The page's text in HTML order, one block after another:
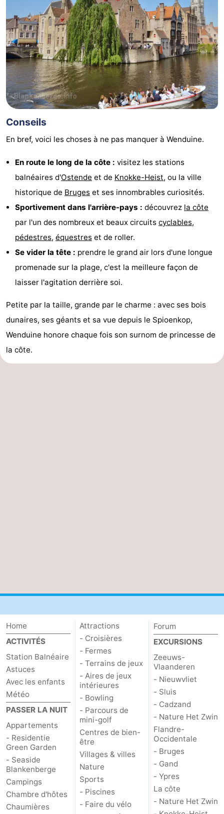
Conseils
En bref, voici les choses à ne pas manquer à Wenduine.
En route le long de la côte : visitez les stations
balnéaires d'Ostende et de Knokke-Heist, ou la ville
historique de Bruges et ses innombrables curiosités.
Sportivement dans l'arrière-pays : découvrez la côte
par l'un des nombreux et beaux circuits cyclables,
pédestres, équestres et de roller.
Se vider la tête : prendre le grand air lors d'une longue
promenade sur la plage, c'est la meilleure façon de
laisser l'agitation derrière soi.
Petite par la taille, grande par le charme : avec ses bois
dunaires, ses géants et sa vue depuis le Spioenkop,
Wenduine honore chaque fois son surnom de princesse de
la côte.
Home
ACTIVITÉS
Station Balnéaire
Astuces
Avec les enfants
Météo
PASSER LA NUIT
Appartements
- Residentie
Green Garden
- Seaside
Blankenberge
Campings
Chambre d'hôtes
Chaumières
Attractions
- Croisières
- Fermes
- Terrains de jeux
- Aires de jeux
intérieures
- Bowling
- Parcours de
mini-golf
Centres de bien-
être
Villages & villes
Nature
Sports
- Piscines
- Faire du vélo
Forum
EXCURSIONS
Zeeuws-
Vlaanderen
- Nieuwvliet
- Sluis
- Cadzand
- Nature Het Zwin
Flandre-
Occidentale
- Bruges
- Gand
- Ypres
La côte
- Nature Het Zwin